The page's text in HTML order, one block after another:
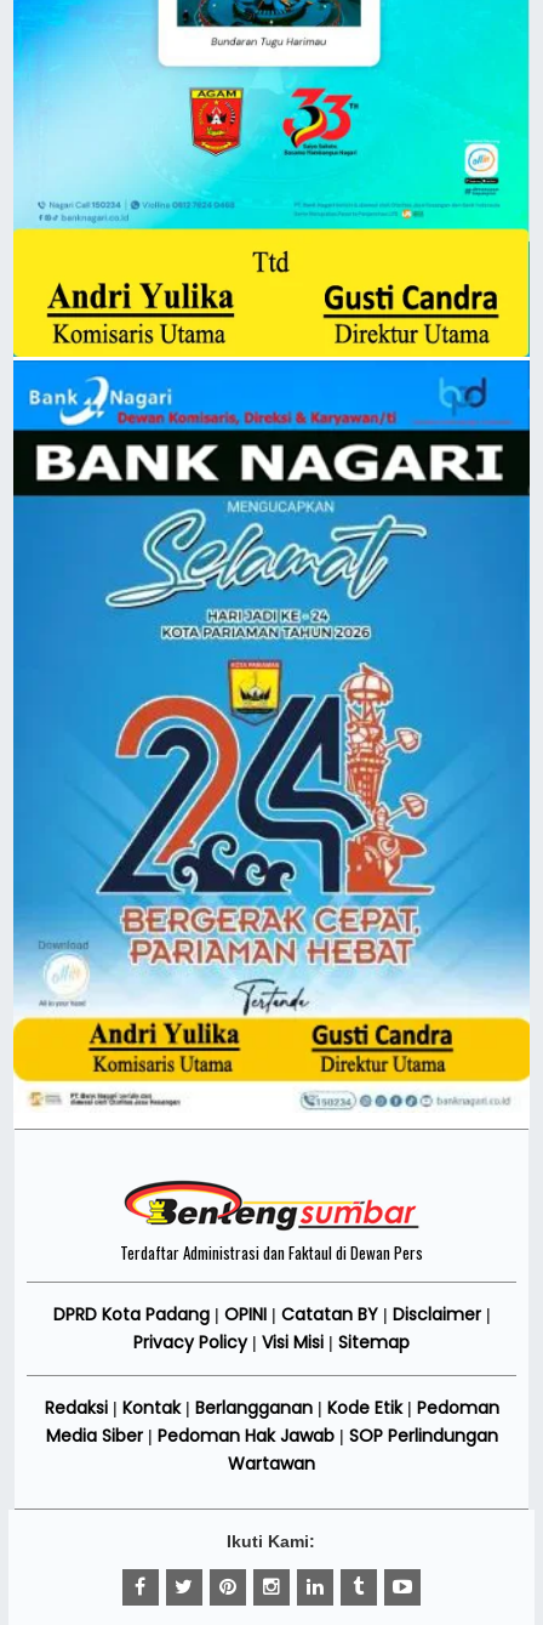
Terdaftar Administrasi dan Faktaul di Dewan Pers
DPRD Kota Padang| OPINI| Catatan BY| Disclaimer|
Privacy Policy| Visi Misi | Sitemap
Redaksi| Kontak| Berlangganan| Kode Etik| Pedoman
Media Siber| Pedoman Hak Jawab| SOP Perlindungan
Wartawan
Ikuti Kami: